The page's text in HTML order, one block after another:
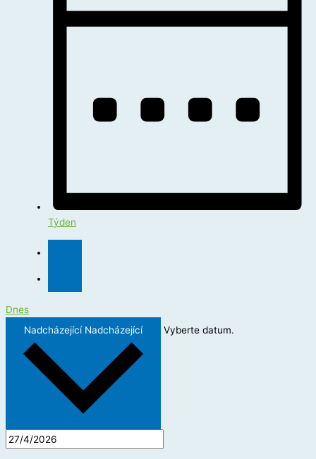
Týden
Dnes
Nadcházející Nadcházející Vyberte datum.